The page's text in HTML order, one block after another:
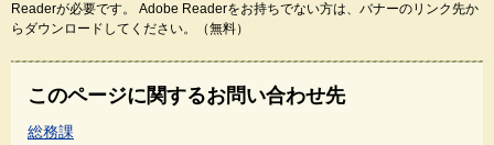
Readerが必要です。
Adobe Readerをお持ちでない方は、バナーのリンク先か
らダウンロードしてください。（無料）
このページに関するお問い合わせ先
総務課